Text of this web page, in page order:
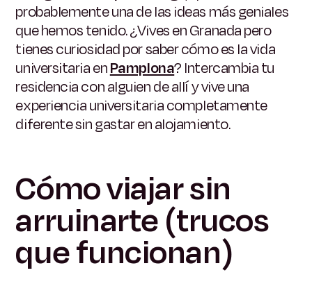
probablemente una de las ideas más geniales
que hemos tenido. ¿Vives en Granada pero
tienes curiosidad por saber cómo es la vida
universitaria enPamplona? Intercambia tu
residencia con alguien de allí y vive una
experiencia universitaria completamente
diferente sin gastar en alojamiento.
Cómo viajar sin
arruinarte (trucos
que funcionan)